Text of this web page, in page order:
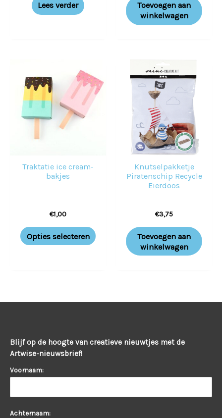
Lees verder
Toevoegen aan
winkelwagen
Traktatie ice cream-
bakjes
€1,00
Opties selecteren
product
heeft
productpagina
Knutselpakketje
Piratenschip Recycle
Eierdoos
€3,75
Toevoegen aan
winkelwagen
Blijf op de hoogte van creatieve nieuwtjes met de
Artwise-nieuwsbrief!
Voornaam:
Achternaam: